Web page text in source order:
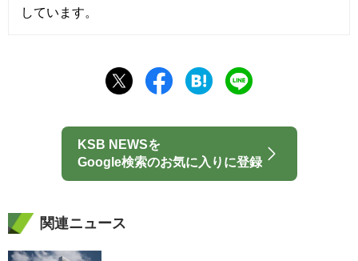
しています。
KSB NEWSを
Google検索のお気に入りに登録
関連ニュース